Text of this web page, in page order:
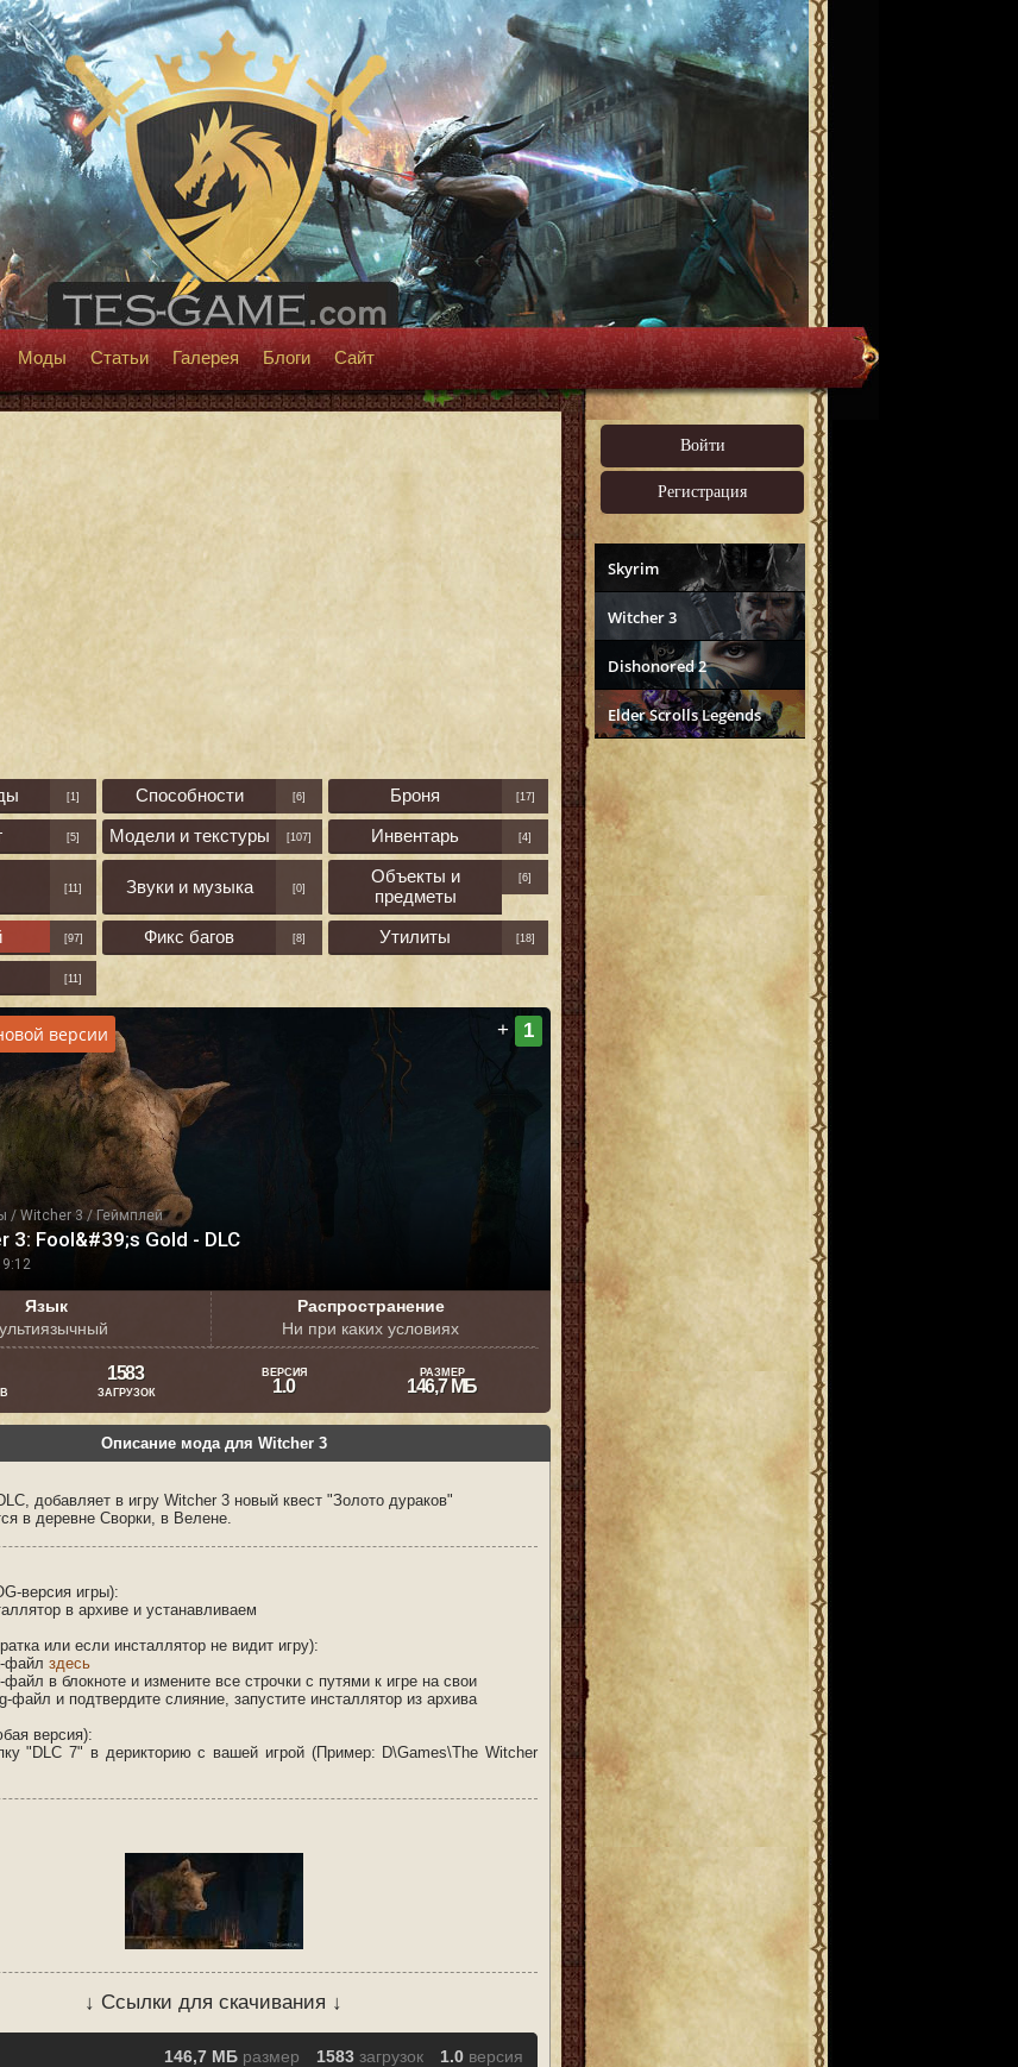
Моды Статьи Галерея Блоги Сайт
Войти
Регистрация
Skyrim
Witcher 3
Dishonored 2
Elder Scrolls Legends
[1] Способности [6] Броня [17]
[5] Модели и текстуры [107] Инвентарь [4]
[11] Звуки и музыка [0]
Объекты и
предметы
[6]
[97] Фикс багов [8] Утилиты [18]
[11]
/ Witcher 3/Геймплей
3: Fool&#39;s Gold - DLC
версии + 1
Язык
Распространение
Ни при каких условиях
1583
ЗАГРУЗОК
ВЕРСИЯ
1.0
РАЗМЕР
146,7 МБ
Описание мода для Witcher 3
добавляет в игру Witcher 3 новый квест "Золото дураков"
в деревне Сворки, в Велене.
версия игры):
в архиве и устанавливаем
или если инсталлятор не видит игру):
файл здесь
файл в блокноте и измените все строчки с путями к игре на свои
файл и подтвердите слияние, запустите инсталлятор из архива
версия):
"DLC 7" в дерикторию с вашей игрой (Пример: D\Games\The Witcher
↓ Ссылки для скачивания ↓
146,7 МБ размер 1583 загрузок 1.0 версия